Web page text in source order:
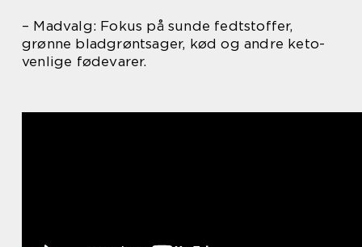
– Madvalg: Fokus på sunde fedtstoffer,
grønne bladgrøntsager, kød og andre keto-
venlige fødevarer.